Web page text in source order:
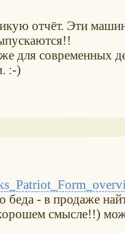
отчёт. Эти
для современных
:-)
беда - в продаже
смысле!!)